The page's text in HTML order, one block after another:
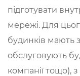
підготувати
мережі. Для
будинків мають
обслуговують
компанії тощо),